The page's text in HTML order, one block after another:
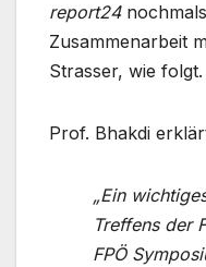
report24
Zusammenarbeit
Strasser, wie folgt.
Prof. Bhakdi
„Ein
Treffens der
FPÖ